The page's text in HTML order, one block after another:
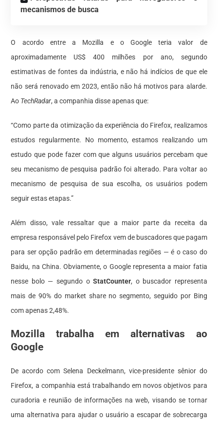
mecanismos de busca
O acordo entre a Mozilla e o Google teria valor de
aproximadamente US$ 400 milhões por ano, segundo
estimativas de fontes da indústria, e não há indícios de que ele
não será renovado em 2023, então não há motivos para alarde.
Ao TechRadar, a companhia disse apenas que:
“Como parte da otimização da experiência do Firefox, realizamos
estudos regularmente. No momento, estamos realizando um
estudo que pode fazer com que alguns usuários percebam que
seu mecanismo de pesquisa padrão foi alterado. Para voltar ao
mecanismo de pesquisa de sua escolha, os usuários podem
seguir estas etapas.”
Além disso, vale ressaltar que a maior parte da receita da
empresa responsável pelo Firefox vem de buscadores que pagam
para ser opção padrão em determinadas regiões — é o caso do
Baidu, na China. Obviamente, o Google representa a maior fatia
nesse bolo — segundo oStatCounter, o buscador representa
mais de 90% do market share no segmento, seguido por Bing
com apenas 2,48%.
Mozilla trabalha em alternativas ao
Google
De acordo com Selena Deckelmann, vice-presidente sênior do
Firefox, a companhia está trabalhando em novos objetivos para
curadoria e reunião de informações na web, visando se tornar
uma alternativa para ajudar o usuário a escapar de sobrecarga